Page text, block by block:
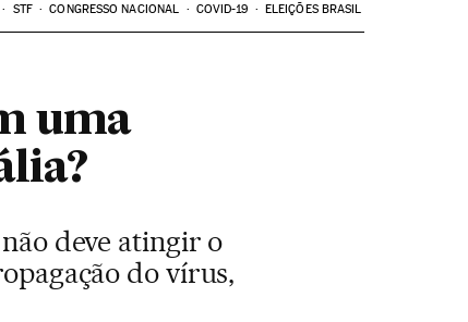
STF CONGRESSO NACIONAL COVID-19 ELEIÇÕES BRASIL
uma
deve atingir o
do vírus,